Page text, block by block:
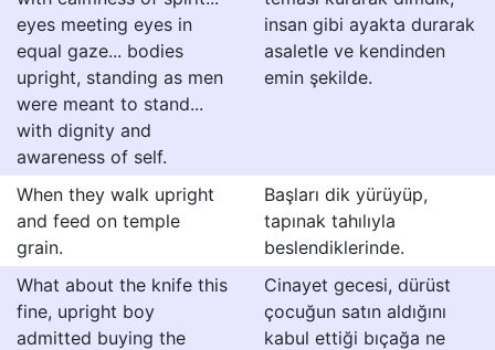
eyes meeting eyes in
equal gaze... bodies
upright, standing as men
were meant to stand...
with dignity and
awareness of self.
insan gibi ayakta durarak
asaletle ve kendinden
emin şekilde.
When they walk upright
and feed on temple
grain.
Başları dik yürüyüp,
tapınak tahılıyla
beslendiklerinde.
What about the knife this
fine, upright boy
admitted buying the
Cinayet gecesi, dürüst
çocuğun satın aldığını
kabul ettiği bıçağa ne